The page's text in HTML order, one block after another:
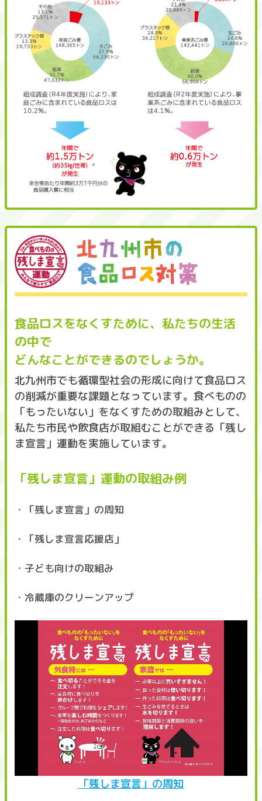
食品ロスをなくすために、私たちの生活
の中で
どんなことができるのでしょうか。
北九州市でも循環型社会の形成に向けて食品ロス
の削減が重要な課題となっています。食べものの
「もったいない」をなくすための取組みとして、
私たち市民や飲食店が取組むことができる「残し
ま宣言」運動を実施しています。
「残しま宣言」運動の取組み例
・「残しま宣言」の周知
・「残しま宣言応援店」
・子ども向けの取組み
・冷蔵庫のクリーンアップ
「残しま宣言」の周知